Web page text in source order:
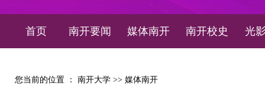
首页 南开要闻 媒体南开 南开校史 光
您当前的位置 ： 南开大学 >> 媒体南开